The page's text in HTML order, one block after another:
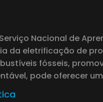
Nacional de
da eletrificação de
fósseis,
pode oferecer